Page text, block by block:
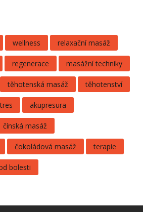
wellness relaxační masáž
regenerace masážní techniky
těhotenská masáž těhotenství
akupresura
čínská masáž
čokoládová masáž terapie
bolesti